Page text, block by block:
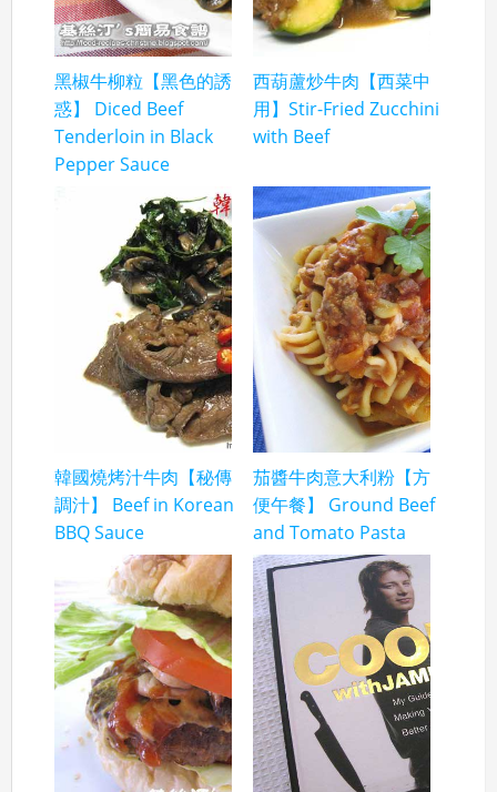
黑椒牛柳粒【黑色的誘
惑】 Diced Beef
Tenderloin in Black
Pepper Sauce
西葫蘆炒牛肉【西菜中
用】Stir-Fried Zucchini
with Beef
韓國燒烤汁牛肉【秘傳
調汁】 Beef in Korean
BBQ Sauce
茄醬牛肉意大利粉【方
便午餐】 Ground Beef
and Tomato Pasta